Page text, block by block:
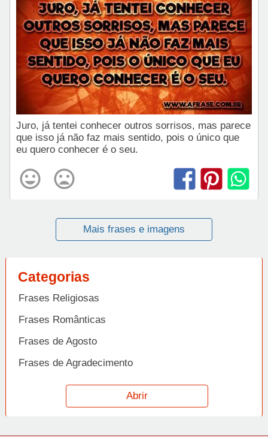
Juro, já tentei conhecer outros sorrisos, mas parece
que isso já não faz mais sentido, pois o único que
eu quero conhecer é o seu.
Mais frases e imagens
Categorias
Frases Religiosas
Frases Românticas
Frases de Agosto
Frases de Agradecimento
Frases de Amizade
Frases de Amor
Abrir